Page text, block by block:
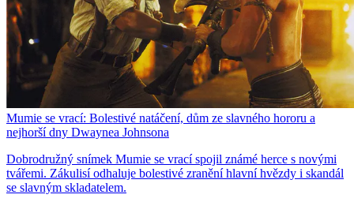
Mumie se vrací: Bolestivé natáčení, dům ze slavného hororu a
nejhorší dny Dwaynea Johnsona
Dobrodružný snímek Mumie se vrací spojil známé herce s novými
tvářemi. Zákulisí odhaluje bolestivé zranění hlavní hvězdy i skandál
se slavným skladatelem.